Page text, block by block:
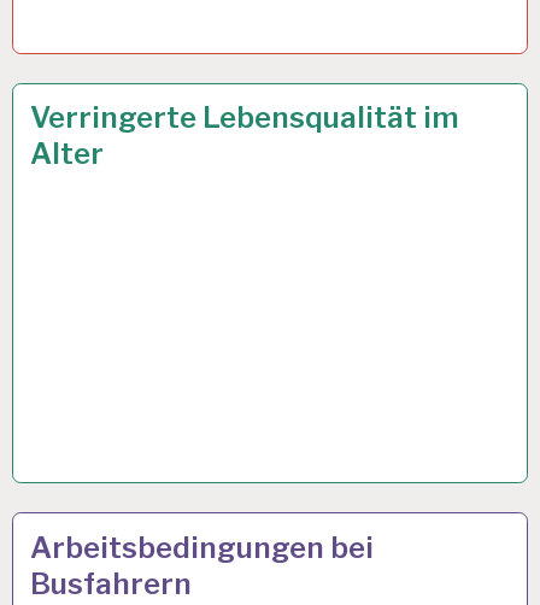
ARBEIT
UND
GESUNDHEIT…
Verringerte Lebensqualität im
Alter
16 JAN. 2025
ARBEIT
UND
GESUNDHEIT…
Arbeitsbedingungen bei
Busfahrern
16 JAN. 2025